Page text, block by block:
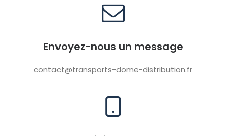
Envoyez-nous un message
contact@transports-dome-distribution.fr